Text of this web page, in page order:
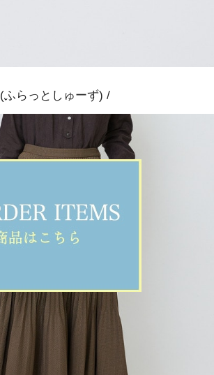
(ふらっとしゅーず) /